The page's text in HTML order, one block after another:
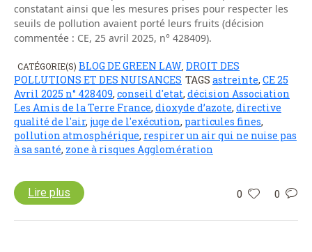
constatant ainsi que les mesures prises pour respecter les
seuils de pollution avaient porté leurs fruits (décision
commentée : CE, 25 avril 2025, n° 428409).
CATÉGORIE(S) BLOG DE GREEN LAW DROIT DES
POLLUTIONS ET DES NUISANCES TAGS astreinte, CE 25
Avril 2025 n° 428409, conseil d'etat, décision Association
Les Amis de la Terre France, dioxyde d’azote, directive
qualité de l'air, juge de l'exécution, particules fines,
pollution atmosphérique, respirer un air qui ne nuise pas
à sa santé, zone à risques Agglomération
0 0
Lire plus